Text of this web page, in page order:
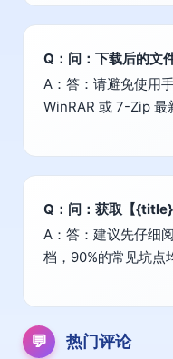
Q：问：下载后的文
A：答：请避免使用
WinRAR 或 7-Zip 最
Q：问：获取【
A：答：建议先仔细
档，90%的常见坑点
💬 热门评论